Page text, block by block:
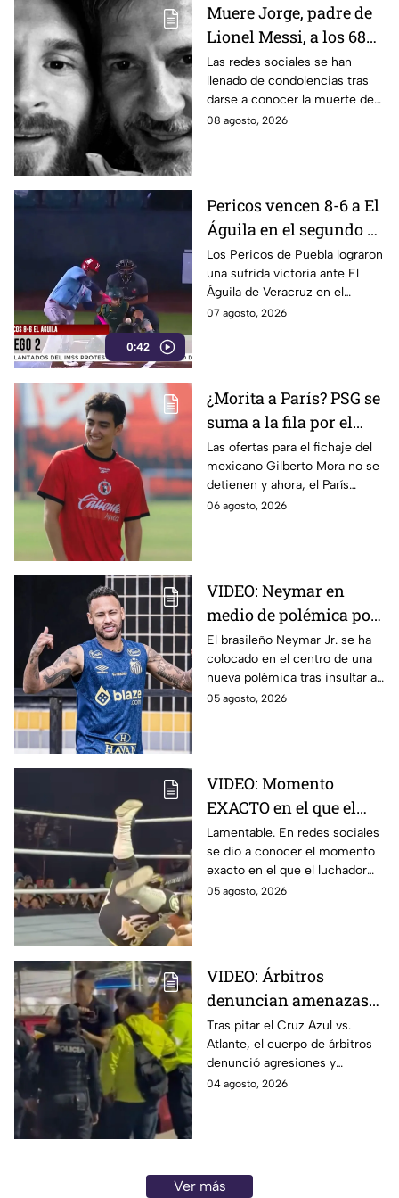
Muere Jorge, padre de
Lionel Messi, a los 68
años; esto se sabe
Las redes sociales se han
llenado de condolencias tras
darse a conocer la muerte de
Jorge, padre de Lionel Messi, a
08 agosto, 2026
0:42
Pericos vencen 8-6 a El
Águila en el segundo de
la serie
Los Pericos de Puebla lograron
una sufrida victoria ante El
Águila de Veracruz en el
segundo de la serie por pizarra
07 agosto, 2026
¿Morita a París? PSG se
suma a la fila por el
fichaje de Gilberto
Mora
Las ofertas para el fichaje del
mexicano Gilberto Mora no se
detienen y ahora, el París
Saint-Germain (PSG) Football
06 agosto, 2026
VIDEO: Neymar en
medio de polémica por
insultar a aficionados y
directivos de Remo
El brasileño Neymar Jr. se ha
colocado en el centro de una
nueva polémica tras insultar a
aficionados y directivos del
05 agosto, 2026
VIDEO: Momento
EXACTO en el que el
luchador Emperador
Azteca sufre GRAVE
LESIÓN
Lamentable. En redes sociales
se dio a conocer el momento
exacto en el que el luchador
Emperador Azteca sufre una
05 agosto, 2026
VIDEO: Árbitros
denuncian amenazas
de policías tras partido
del Cruz Azul vs
Atlante
Tras pitar el Cruz Azul vs.
Atlante, el cuerpo de árbitros
denunció agresiones y
amenazas con armas de fuego
04 agosto, 2026
Ver más